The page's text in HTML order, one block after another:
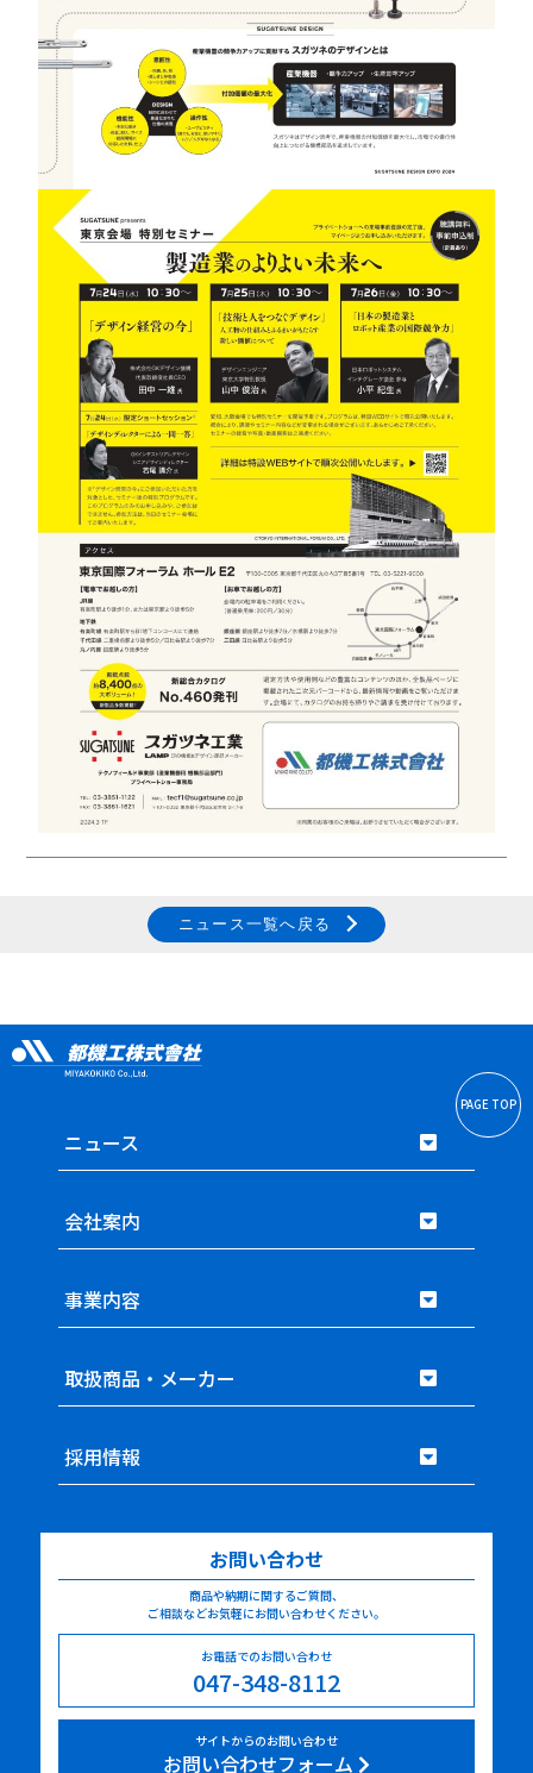
ニュース一覧へ戻る
PAGE TOP
ニュース
会社案内
事業内容
取扱商品・メーカー
採用情報
お問い合わせ
商品や納期に関するご質問、
ご相談などお気軽にお問い合わせください。
お電話でのお問い合わせ
047-348-8112
サイトからのお問い合わせ
お問い合わせフォーム